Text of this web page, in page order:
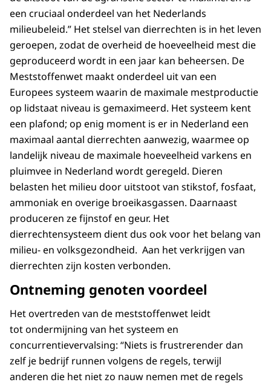
een cruciaal onderdeel van het Nederlands
milieubeleid.” Het stelsel van dierrechten is in het leven
geroepen, zodat de overheid de hoeveelheid mest die
geproduceerd wordt in een jaar kan beheersen. De
Meststoffenwet maakt onderdeel uit van een
Europees systeem waarin de maximale mestproductie
op lidstaat niveau is gemaximeerd. Het systeem kent
een plafond; op enig moment is er in Nederland een
maximaal aantal dierrechten aanwezig, waarmee op
landelijk niveau de maximale hoeveelheid varkens en
pluimvee in Nederland wordt geregeld. Dieren
belasten het milieu door uitstoot van stikstof, fosfaat,
ammoniak en overige broeikasgassen. Daarnaast
produceren ze fijnstof en geur. Het
dierrechtensysteem dient dus ook voor het belang van
milieu- en volksgezondheid. Aan het verkrijgen van
dierrechten zijn kosten verbonden.
Ontneming genoten voordeel
Het overtreden van de meststoffenwet leidt
tot ondermijning van het systeem en
concurrentievervalsing: “Niets is frustrerender dan
zelf je bedrijf runnen volgens de regels, terwijl
anderen die het niet zo nauw nemen met de regels